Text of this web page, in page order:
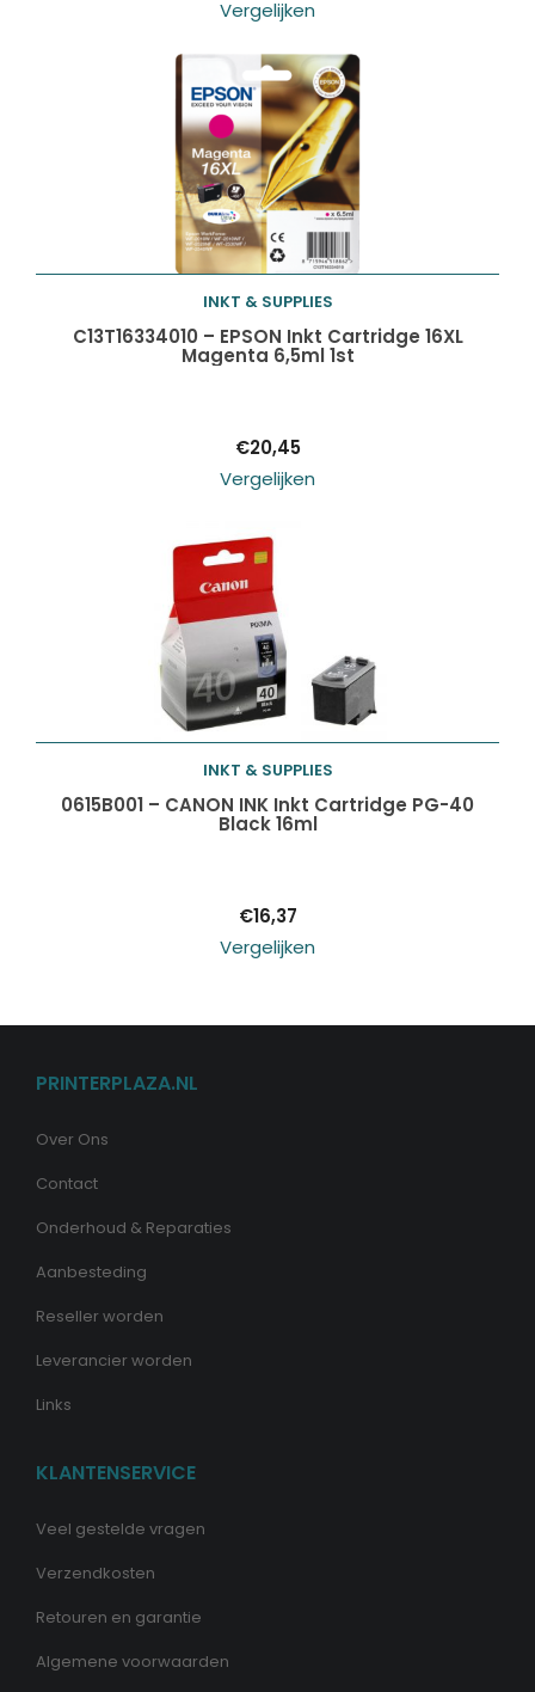
Vergelijken
Toevoegen aan
INKT & SUPPLIES
C13T16334010 – EPSON Inkt Cartridge 16XL
Magenta 6,5ml 1st
€20,45
Vergelijken
Toevoegen aan
INKT & SUPPLIES
0615B001 – CANON INK Inkt Cartridge PG-40
Black 16ml
€16,37
Vergelijken
PRINTERPLAZA.NL
Over Ons
Contact
Onderhoud & Reparaties
Aanbesteding
Reseller worden
Leverancier worden
Links
KLANTENSERVICE
Veel gestelde vragen
Verzendkosten
Retouren en garantie
Algemene voorwaarden